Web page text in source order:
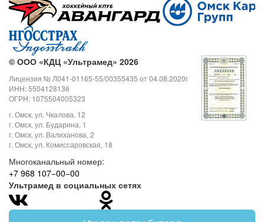
© ООО «КДЦ «Ультрамед» 2026
Лицензия № Л041-01165-55/00355435 от 04.08.2020г
ИНН: 5504128136
ОГРН: 1075504005323
г. Омск, ул. Чкалова, 12
г. Омск, ул. Бударина, 1
г. Омск, ул. Валиханова, 2
г. Омск, ул. Комиссаровская, 18
Многоканальный номер:
+7 968 107−00−00
Ультрамед в социальных сетях